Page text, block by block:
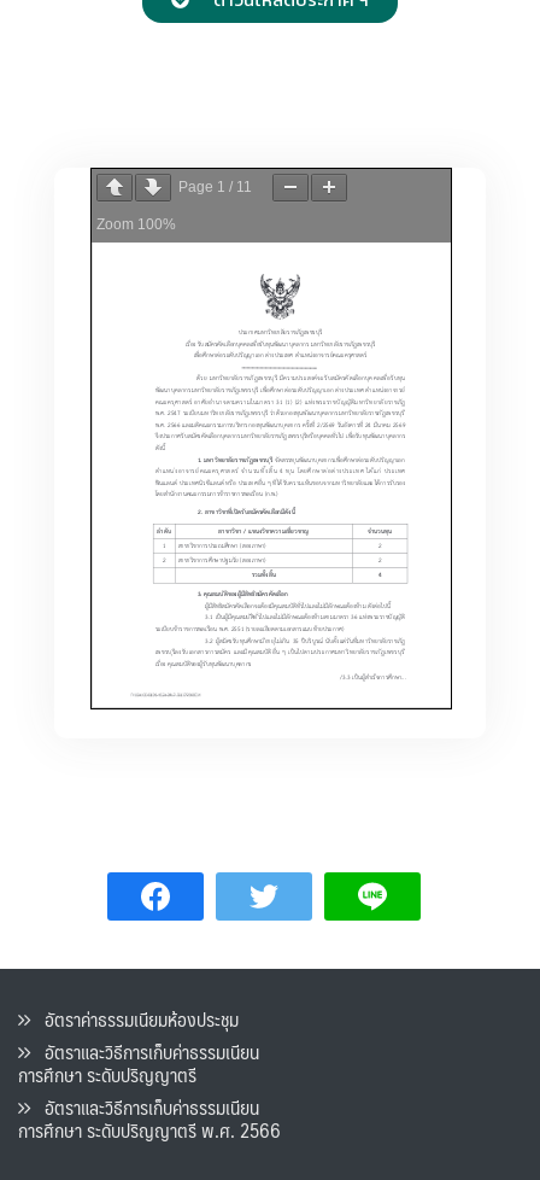
Page 1 / 11
Zoom 100%
อัตราค่าธรรมเนียมห้องประชุม
อัตราและวิธีการเก็บค่าธรรมเนียน
การศึกษา ระดับปริญญาตรี
อัตราและวิธีการเก็บค่าธรรมเนียน
การศึกษา ระดับปริญญาตรี พ.ศ. 2566